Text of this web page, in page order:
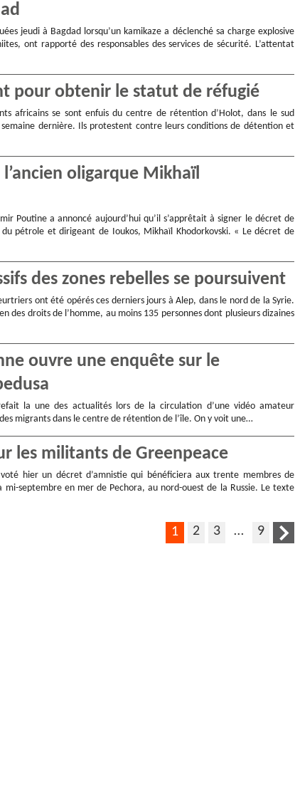
jeudi à Bagdad lorsqu’un kamikaze a déclenché sa charge explosive
ont rapporté des responsables des services de sécurité. L’attentat
pour obtenir le statut de réfugié
africains se sont enfuis du centre de rétention d’Holot, dans le sud
dernière. Ils protestent contre leurs conditions de détention et
oligarque Mikhaïl
Poutine a annoncé aujourd’hui qu’il s’apprêtait à signer le décret de
du pétrole et dirigeant de Ioukos, Mikhaïl Khodorkovski. « Le décret de
des zones rebelles se poursuivent
ont été opérés ces derniers jours à Alep, dans le nord de la Syrie.
des droits de l’homme, au moins 135 personnes dont plusieurs dizaines
ouvre une enquête sur le
la une des actualités lors de la circulation d’une vidéo amateur
migrants dans le centre de rétention de l’île. On y voit une…
les militants de Greenpeace
voté hier un décret d’amnistie qui bénéficiera aux trente membres de
mi-septembre en mer de Pechora, au nord-ouest de la Russie. Le texte
1 2 3 … 9